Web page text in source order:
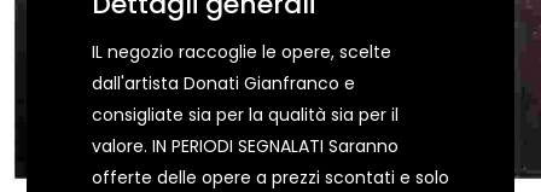
IL negozio raccoglie le opere, scelte
dall'artista Donati Gianfranco e
consigliate sia per la qualità sia per il
valore. IN PERIODI SEGNALATI Saranno
offerte delle opere a prezzi scontati e solo